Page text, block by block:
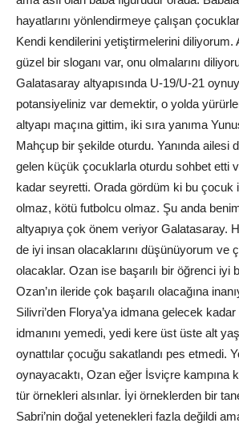
hayatlarını yönlendirmeye çalışan
Kendi kendilerini yetiştirmelerini diliyorum.
güzel bir sloganı var, onu olmalarını
Galatasaray altyapısında U-19/U-21
potansiyeliniz var demektir, o yolda
altyapı maçına gittim, iki sıra yanıma
Mahçup bir şekilde oturdu. Yanında ailesi
gelen küçük çocuklarla oturdu sohbet etti
kadar seyretti. Orada gördüm ki bu çocuk
olmaz, kötü futbolcu olmaz. Şu anda
altyapıya çok önem veriyor Galatasaray.
de iyi insan olacaklarını düşünüyorum ve
olacaklar. Ozan ise başarılı bir öğrenci iyi
Ozan’ın ileride çok başarılı olacağına
Silivri’den Florya’ya idmana gelecek
idmanını yemedi, yedi kere üst üste alt
oynattılar çocuğu sakatlandı pes etmedi.
oynayacaktı, Ozan eğer İsviçre kampına
tür örnekleri alsınlar. İyi örneklerden bir
Sabri’nin doğal yetenekleri fazla değildi